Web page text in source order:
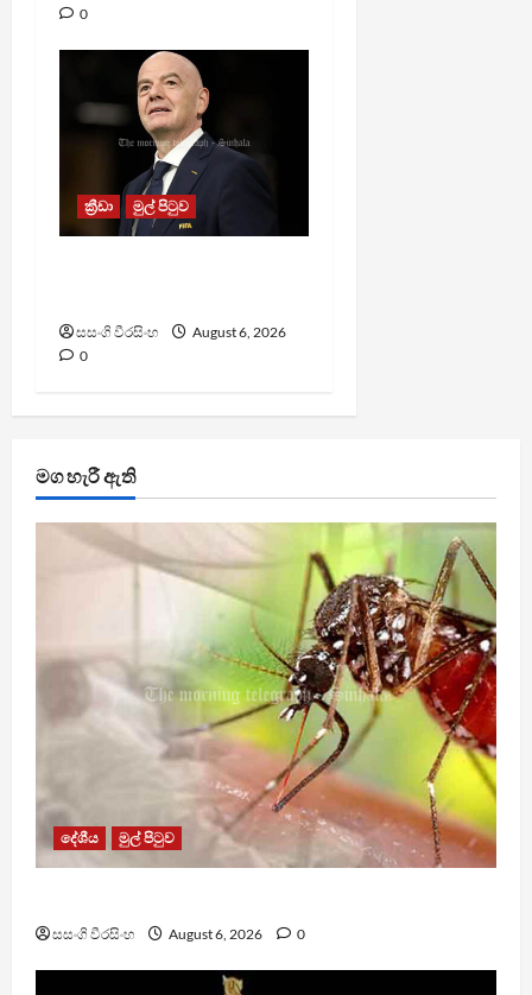
0
ක්‍රීඩා මුල් පිටුව
සසංගි වීරසිංහ
August 6, 2026
0
මග හැරී ඇති
දේශීය මුල් පිටුව
සසංගි වීරසිංහ August 6, 2026 0